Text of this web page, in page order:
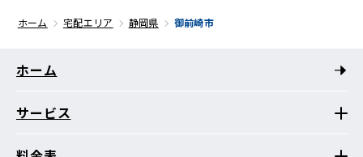
ホーム 宅配エリア 静岡県 御前崎市
ホーム
サービス